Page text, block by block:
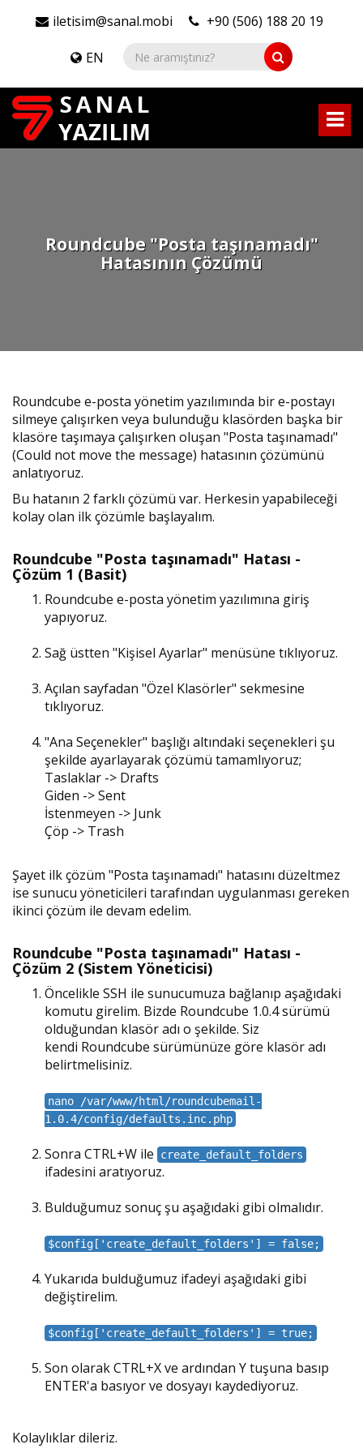
iletisim@sanal.mobi +90 (506) 188 20 19
EN
Roundcube "Posta taşınamadı"
Hatasının Çözümü
Roundcube e-posta yönetim yazılımında bir e-postayı
silmeye çalışırken veya bulunduğu klasörden başka bir
klasöre taşımaya çalışırken oluşan "Posta taşınamadı"
(Could not move the message) hatasının çözümünü
anlatıyoruz.
Bu hatanın 2 farklı çözümü var. Herkesin yapabileceği
kolay olan ilk çözümle başlayalım.
Roundcube "Posta taşınamadı" Hatası -
Çözüm 1 (Basit)
Roundcube e-posta yönetim yazılımına giriş
yapıyoruz.
Sağ üstten "Kişisel Ayarlar" menüsüne tıklıyoruz.
Açılan sayfadan "Özel Klasörler" sekmesine
tıklıyoruz.
"Ana Seçenekler" başlığı altındaki seçenekleri şu
şekilde ayarlayarak çözümü tamamlıyoruz;
Taslaklar -> Drafts
Giden -> Sent
İstenmeyen -> Junk
Çöp -> Trash
Şayet ilk çözüm "Posta taşınamadı" hatasını düzeltmez
ise sunucu yöneticileri tarafından uygulanması gereken
ikinci çözüm ile devam edelim.
Roundcube "Posta taşınamadı" Hatası -
Çözüm 2 (Sistem Yöneticisi)
Öncelikle SSH ile sunucumuza bağlanıp aşağıdaki
komutu girelim. Bizde Roundcube 1.0.4 sürümü
olduğundan klasör adı o şekilde. Siz
kendi Roundcube sürümünüze göre klasör adı
belirtmelisiniz.
nano /var/www/html/roundcubemail-
1.0.4/config/defaults.inc.php
Sonra CTRL+W ile create_default_folders
ifadesini aratıyoruz.
Bulduğumuz sonuç şu aşağıdaki gibi olmalıdır.
$config['create_default_folders'] = false;
Yukarıda bulduğumuz ifadeyi aşağıdaki gibi
değiştirelim.
$config['create_default_folders'] = true;
Son olarak CTRL+X ve ardından Y tuşuna basıp
ENTER'a basıyor ve dosyayı kaydediyoruz.
Kolaylıklar dileriz.